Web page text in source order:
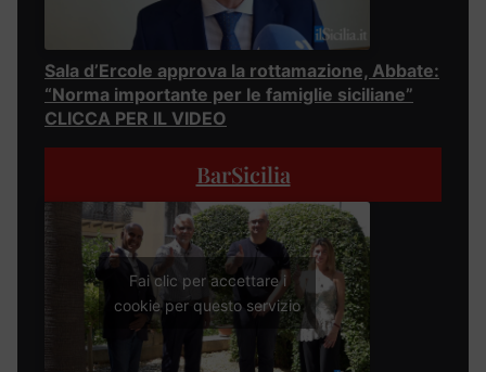
Sala d’Ercole approva la rottamazione, Abbate:
“Norma importante per le famiglie siciliane”
CLICCA PER IL VIDEO
BarSicilia
Fai clic per accettare i
cookie per questo servizio